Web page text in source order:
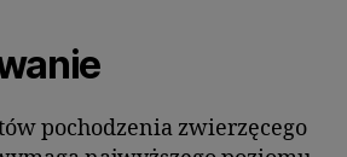
pochodzenia zwierzęcego